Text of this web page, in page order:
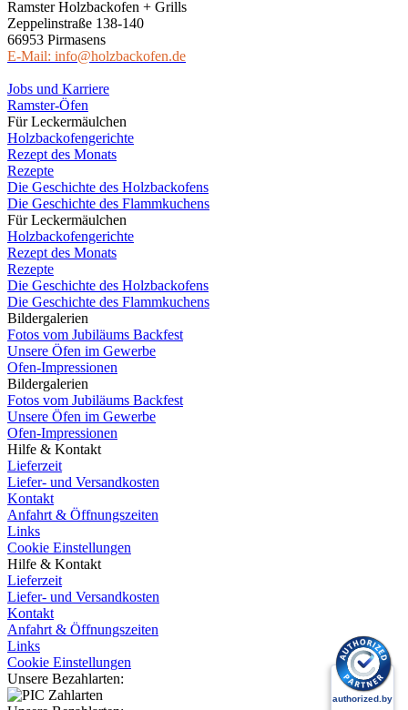
Ramster Holzbackofen + Grills
Zeppelinstraße 138-140
66953 Pirmasens
E-Mail: info@holzbackofen.de
Jobs und Karriere
Ramster-Öfen
Für Leckermäulchen
Holzbackofengerichte
Rezept des Monats
Rezepte
Die Geschichte des Holzbackofens
Die Geschichte des Flammkuchens
Für Leckermäulchen
Holzbackofengerichte
Rezept des Monats
Rezepte
Die Geschichte des Holzbackofens
Die Geschichte des Flammkuchens
Bildergalerien
Fotos vom Jubiläums Backfest
Unsere Öfen im Gewerbe
Ofen-Impressionen
Bildergalerien
Fotos vom Jubiläums Backfest
Unsere Öfen im Gewerbe
Ofen-Impressionen
Hilfe & Kontakt
Lieferzeit
Liefer- und Versandkosten
Kontakt
Anfahrt & Öffnungszeiten
Links
Cookie Einstellungen
Hilfe & Kontakt
Lieferzeit
Liefer- und Versandkosten
Kontakt
Anfahrt & Öffnungszeiten
Links
Cookie Einstellungen
Unsere Bezahlarten: